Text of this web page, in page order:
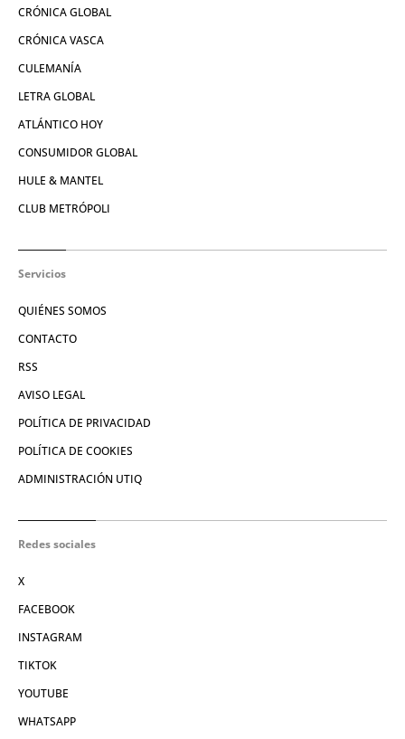
CRÓNICA GLOBAL
CRÓNICA VASCA
CULEMANÍA
LETRA GLOBAL
ATLÁNTICO HOY
CONSUMIDOR GLOBAL
HULE & MANTEL
CLUB METRÓPOLI
Servicios
QUIÉNES SOMOS
CONTACTO
RSS
AVISO LEGAL
POLÍTICA DE PRIVACIDAD
POLÍTICA DE COOKIES
ADMINISTRACIÓN UTIQ
Redes sociales
X
FACEBOOK
INSTAGRAM
TIKTOK
YOUTUBE
WHATSAPP